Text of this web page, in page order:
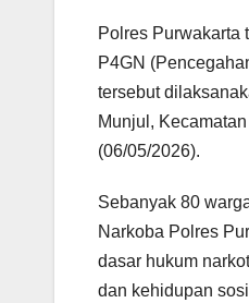
Polres Purwakarta
P4GN
tersebut
Munjul,
(06/05/2026).
Sebanyak 80
Narkoba Polres
dasar hukum
dan kehidupan